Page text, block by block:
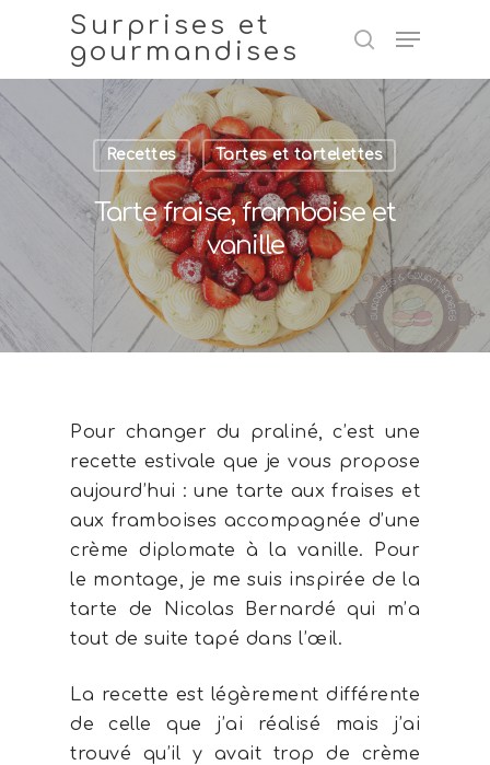
Hit enter to search or ESC to close
Surprises et
gourmandises
Recettes Tartes et tartelettes
Tarte fraise, framboise et
vanille
Pour changer du praliné, c’est une
recette estivale que je vous propose
aujourd’hui : une tarte aux fraises et
aux framboises accompagnée d’une
crème diplomate à la vanille. Pour
le montage, je me suis inspirée de la
tarte de Nicolas Bernardé qui m’a
tout de suite tapé dans l’œil.
La recette est légèrement différente
de celle que j’ai réalisé mais j’ai
trouvé qu’il y avait trop de crème